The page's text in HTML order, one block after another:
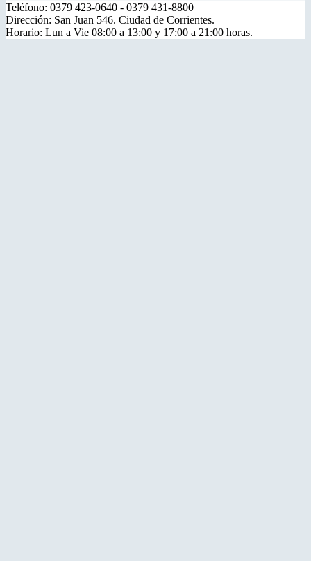
Teléfono: 0379 423-0640 - 0379 431-8800
Dirección: San Juan 546. Ciudad de Corrientes.
Horario: Lun a Vie 08:00 a 13:00 y 17:00 a 21:00 horas.